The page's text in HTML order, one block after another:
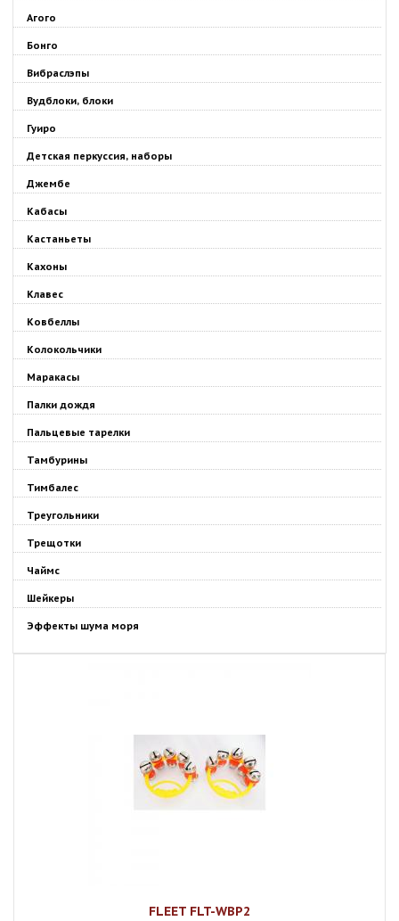
Агого
Бонго
Вибраслэпы
Вудблоки, блоки
Гуиро
Детская перкуссия, наборы
Джембе
Кабасы
Кастаньеты
Кахоны
Клавес
Ковбеллы
Колокольчики
Маракасы
Палки дождя
Пальцевые тарелки
Тамбурины
Тимбалес
Треугольники
Трещотки
Чаймс
Шейкеры
Эффекты шума моря
FLEET FLT-WBP2